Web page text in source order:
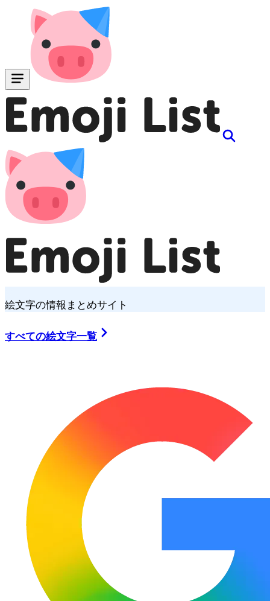
絵文字の情報まとめサイト
すべての絵文字一覧